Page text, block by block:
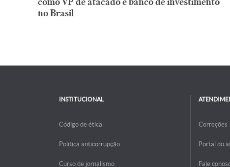
no Brasil
INSTITUCIONAL
Código de ética
Politica anticorrupção
Curso de jornalismo
Correções
Portal do
Fale